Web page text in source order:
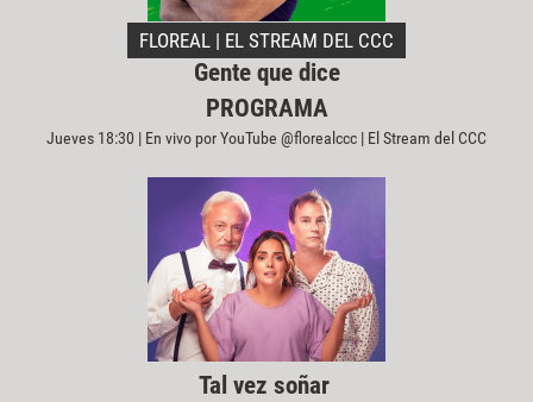
FLOREAL | EL STREAM DEL CCC
Gente que dice
PROGRAMA
Jueves 18:30 | En vivo por YouTube @florealccc | El Stream del CCC
Tal vez soñar